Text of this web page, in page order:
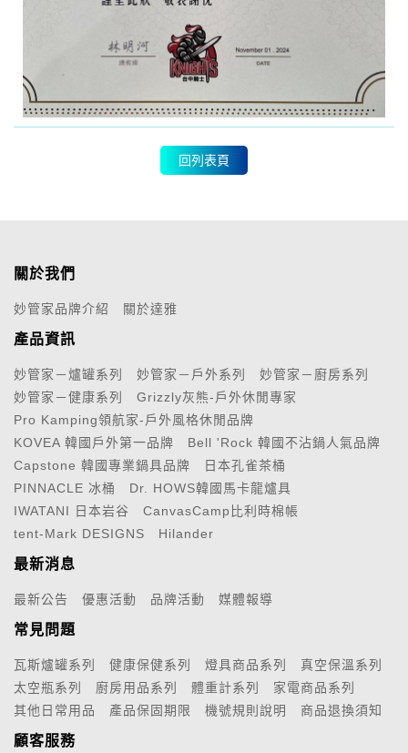
回列表頁
關於我們
妙管家品牌介紹 關於達雅
產品資訊
妙管家－爐罐系列 妙管家－戶外系列
妙管家－廚房系列
妙管家－健康系列
Grizzly灰熊-戶外休閒專家
Pro Kamping領航家-戶外風格休閒品牌
KOVEA 韓國戶外第一品牌
Bell 'Rock 韓國不沾鍋人氣品牌
Capstone 韓國專業鍋具品牌
日本孔雀茶桶
PINNACLE 冰桶
Dr. HOWS韓國馬卡龍爐具
IWATANI 日本岩谷
CanvasCamp比利時棉帳
tent-Mark DESIGNS
Hilander
最新消息
最新公告 優惠活動 品牌活動 媒體報導
常見問題
瓦斯爐罐系列 健康保健系列 燈具商品系列
真空保溫系列
太空瓶系列
廚房用品系列 體重計系列
家電商品系列
其他日常用品
產品保固期限 機號規則說明 商品退換須知
顧客服務